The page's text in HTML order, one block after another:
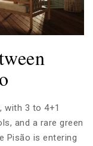
with 3 to 4+1
and a rare green
Pisão is entering